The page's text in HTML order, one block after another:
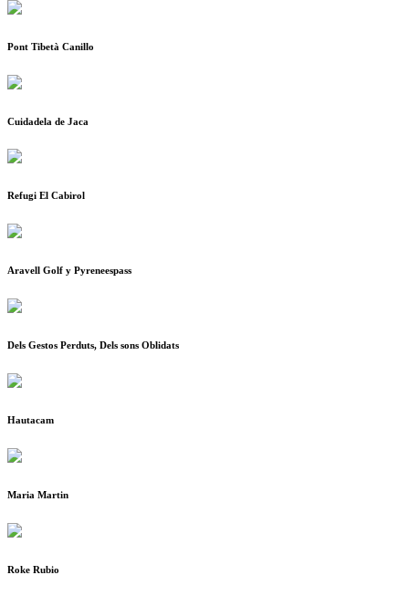
Pont Tibetà Canillo
Cuidadela de Jaca
Refugi El Cabirol
Aravell Golf y Pyreneespass
Dels Gestos Perduts, Dels sons Oblidats
Hautacam
Maria Martin
Roke Rubio